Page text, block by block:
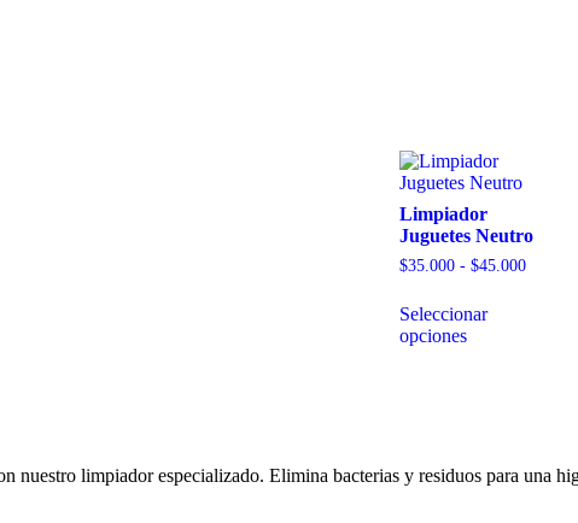
Limpiador
Juguetes Neutro
$35.000 - $45.000
Seleccionar
opciones
nuestro limpiador especializado. Elimina bacterias y residuos para una